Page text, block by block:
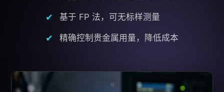
基于 FP 法，可无标样测量
精确控制贵金属用量，降低成本